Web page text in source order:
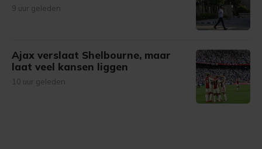
9 uur geleden
Ajax verslaat Shelbourne, maar
laat veel kansen liggen
10 uur geleden